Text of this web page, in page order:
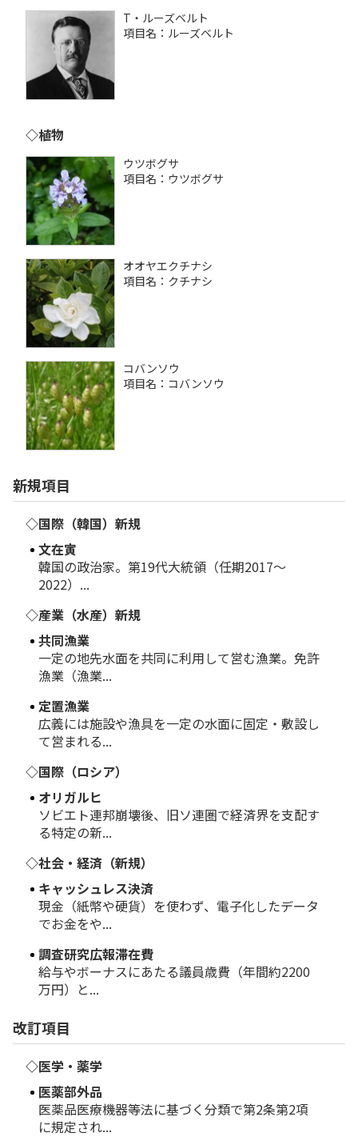
T・ルーズベルト
項目名：ルーズベルト
◇植物
ウツボグサ
項目名：ウツボグサ
オオヤエクチナシ
項目名：クチナシ
コバンソウ
項目名：コバンソウ
新規項目
◇国際（韓国）新規
文在寅
韓国の政治家。第19代大統領（任期2017～
2022）...
◇産業（水産）新規
共同漁業
一定の地先水面を共同に利用して営む漁業。免許
漁業（漁業...
定置漁業
広義には施設や漁具を一定の水面に固定・敷設し
て営まれる...
◇国際（ロシア）
オリガルヒ
ソビエト連邦崩壊後、旧ソ連圏で経済界を支配す
る特定の新...
◇社会・経済（新規）
キャッシュレス決済
現金（紙幣や硬貨）を使わず、電子化したデータ
でお金をや...
調査研究広報滞在費
給与やボーナスにあたる議員歳費（年間約2200
万円）と...
改訂項目
◇医学・薬学
医薬部外品
医薬品医療機器等法に基づく分類で第2条第2項
に規定され...